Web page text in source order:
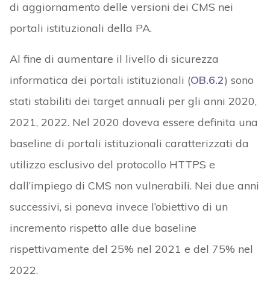
di aggiornamento delle versioni dei CMS nei
portali istituzionali della PA.
Al fine di aumentare il livello di sicurezza
informatica dei portali istituzionali (OB.6.2) sono
stati stabiliti dei target annuali per gli anni 2020,
2021, 2022. Nel 2020 doveva essere definita una
baseline di portali istituzionali caratterizzati da
utilizzo esclusivo del protocollo HTTPS e
dall’impiego di CMS non vulnerabili. Nei due anni
successivi, si poneva invece l’obiettivo di un
incremento rispetto alle due baseline
rispettivamente del 25% nel 2021 e del 75% nel
2022.